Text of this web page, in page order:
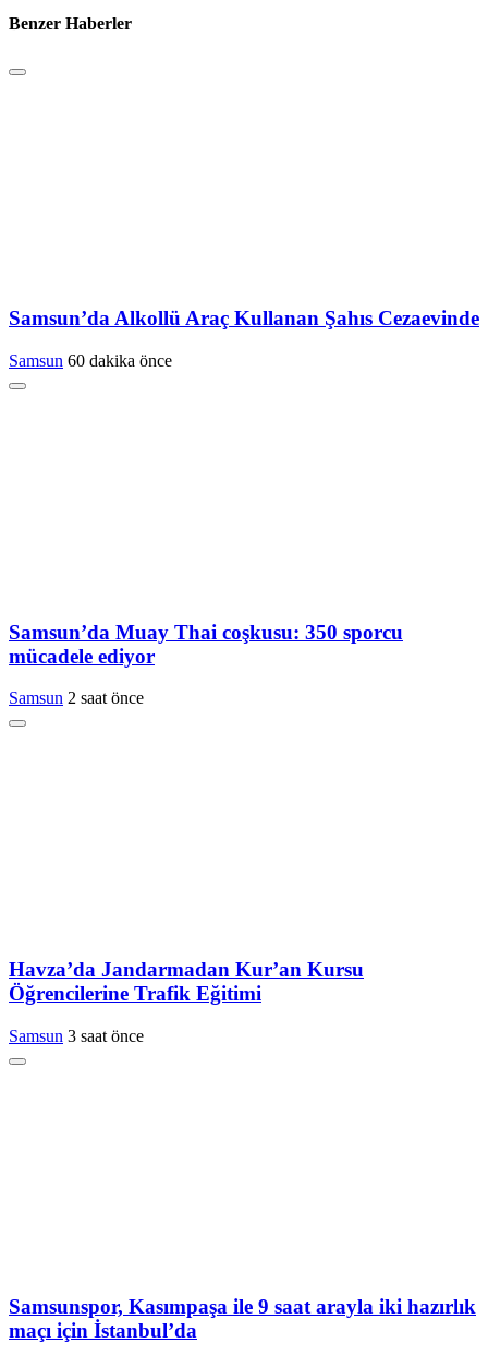
Benzer Haberler
Samsun’da Alkollü Araç Kullanan Şahıs Cezaevinde
Samsun 60 dakika önce
Samsun’da Muay Thai coşkusu: 350 sporcu
mücadele ediyor
Samsun 2 saat önce
Havza’da Jandarmadan Kur’an Kursu
Öğrencilerine Trafik Eğitimi
Samsun 3 saat önce
Samsunspor, Kasımpaşa ile 9 saat arayla iki hazırlık
maçı için İstanbul’da